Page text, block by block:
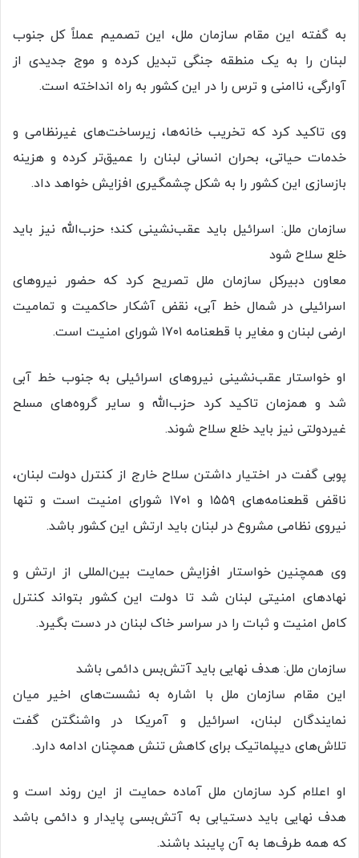
به گفته این مقام سازمان ملل، این تصمیم عملاً کل جنوب
لبنان را به یک منطقه جنگی تبدیل کرده و موج جدیدی از
آوارگی، ناامنی و ترس را در این کشور به راه انداخته است.
وی تاکید کرد که تخریب خانه‌ها، زیرساخت‌های غیرنظامی و
خدمات حیاتی، بحران انسانی لبنان را عمیق‌تر کرده و هزینه
بازسازی این کشور را به شکل چشمگیری افزایش خواهد داد.
سازمان ملل: اسرائیل باید عقب‌نشینی کند؛ حزب‌الله نیز باید
خلع سلاح شود
معاون دبیرکل سازمان ملل تصریح کرد که حضور نیروهای
اسرائیلی در شمال خط آبی، نقض آشکار حاکمیت و تمامیت
ارضی لبنان و مغایر با قطعنامه ۱۷۰۱ شورای امنیت است.
او خواستار عقب‌نشینی نیروهای اسرائیلی به جنوب خط آبی
شد و همزمان تاکید کرد حزب‌الله و سایر گروه‌های مسلح
غیردولتی نیز باید خلع سلاح شوند.
پوبی گفت در اختیار داشتن سلاح خارج از کنترل دولت لبنان،
ناقض قطعنامه‌های ۱۵۵۹ و ۱۷۰۱ شورای امنیت است و تنها
نیروی نظامی مشروع در لبنان باید ارتش این کشور باشد.
وی همچنین خواستار افزایش حمایت بین‌المللی از ارتش و
نهادهای امنیتی لبنان شد تا دولت این کشور بتواند کنترل
کامل امنیت و ثبات را در سراسر خاک لبنان در دست بگیرد.
سازمان ملل: هدف نهایی باید آتش‌بس دائمی باشد
این مقام سازمان ملل با اشاره به نشست‌های اخیر میان
نمایندگان لبنان، اسرائیل و آمریکا در واشنگتن گفت
تلاش‌های دیپلماتیک برای کاهش تنش همچنان ادامه دارد.
او اعلام کرد سازمان ملل آماده حمایت از این روند است و
هدف نهایی باید دستیابی به آتش‌بسی پایدار و دائمی باشد
که همه طرف‌ها به آن پایبند باشند.